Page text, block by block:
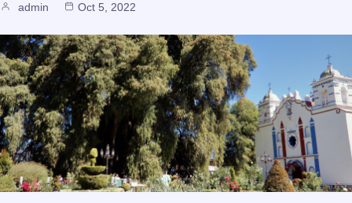
admin Oct 5, 2022